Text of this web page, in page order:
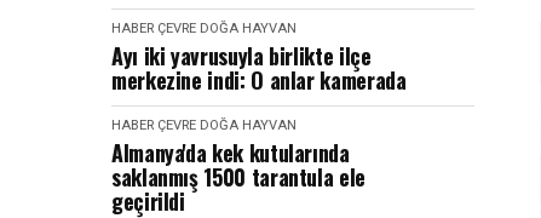
HABER ÇEVRE DOĞA HAYVAN
Ayı iki yavrusuyla birlikte ilçe
merkezine indi: O anlar kamerada
HABER ÇEVRE DOĞA HAYVAN
Almanya'da kek kutularında
saklanmış 1500 tarantula ele
geçirildi